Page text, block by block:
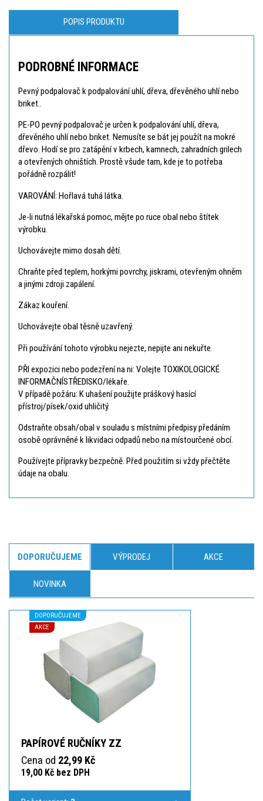
POPIS PRODUKTU
PODROBNÉ INFORMACE
Pevný podpalovač k podpalování uhlí, dřeva, dřevěného uhlí nebo
briket..
PE-PO pevný podpalovač je určen k podpalování uhlí, dřeva,
dřevěného uhlí nebo briket. Nemusíte se bát jej použít na mokré
dřevo. Hodí se pro zatápění v krbech, kamnech, zahradních grilech
a otevřených ohništích. Prostě všude tam, kde je to potřeba
pořádně rozpálit!
VAROVÁNÍ: Hořlavá tuhá látka.
Je-li nutná lékařská pomoc, mějte po ruce obal nebo štítek
výrobku.
Uchovávejte mimo dosah dětí.
Chraňte před teplem, horkými povrchy, jiskrami, otevřeným ohněm
a jinými zdroji zapálení.
Zákaz kouření.
Uchovávejte obal těsně uzavřený.
Při používání tohoto výrobku nejezte, nepijte ani nekuřte.
PŘI expozici nebo podezření na ni: Volejte TOXIKOLOGICKÉ
INFORMAČNÍSTŘEDISKO/lékaře.
V případě požáru: K uhašení použijte práškový hasící
přístroj/písek/oxid uhličitý.
Odstraňte obsah/obal v souladu s místními předpisy předáním
osobě oprávněné k likvidaci odpadů nebo na místourčené obcí.
Používejte přípravky bezpečně. Před použitím si vždy přečtěte
údaje na obalu.
DOPORUČUJEME VÝPRODEJ AKCE
NOVINKA
DOPORUČUJEME
AKCE
PAPÍROVÉ RUČNÍKY ZZ
Cena od 22,99 Kč
19,00 Kč bez DPH